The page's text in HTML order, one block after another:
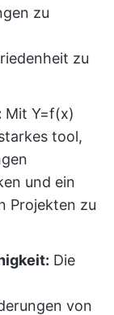
zu
zu
Mit Y=f(x)
tool,
und ein
Projekten zu
Die
von